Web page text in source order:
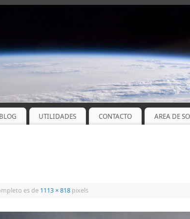
BLOG UTILIDADES CONTACTO AREA DE
es de 1113 × 818 pixels